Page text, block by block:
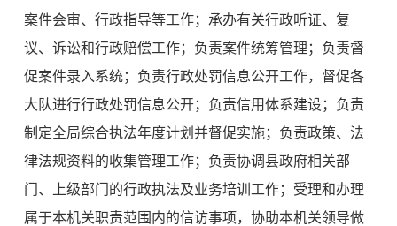
案件会审、行政指导等工作；承办有关行政听证、复
议、诉讼和行政赔偿工作；负责案件统筹管理；负责督
促案件录入系统；负责行政处罚信息公开工作，督促各
大队进行行政处罚信息公开；负责信用体系建设；负责
制定全局综合执法年度计划并督促实施；负责政策、法
律法规资料的收集管理工作；负责协调县政府相关部
门、上级部门的行政执法及业务培训工作；受理和办理
属于本机关职责范围内的信访事项，协助本机关领导做